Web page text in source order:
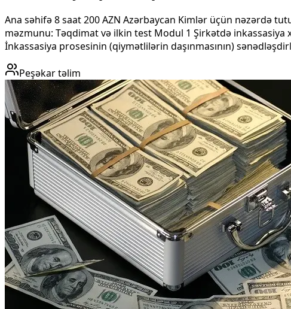
Ana səhifə 8 saat 200 AZN Azərbaycan Kimlər üçün nəzərdə
məzmunu: Təqdimat və ilkin test Modul 1 Şirkətdə inkassasiya
İnkassasiya prosesinin (qiymətlilərin daşınmasının)
Peşəkar təlim